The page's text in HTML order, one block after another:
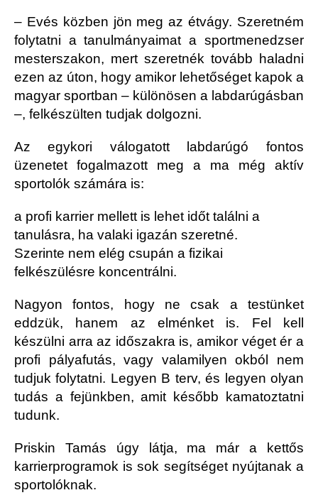
– Evés közben jön meg az étvágy. Szeretném
folytatni a tanulmányaimat a sportmenedzser
mesterszakon, mert szeretnék tovább haladni
ezen az úton, hogy amikor lehetőséget kapok a
magyar sportban – különösen a labdarúgásban
–, felkészülten tudjak dolgozni.
Az egykori válogatott labdarúgó fontos
üzenetet fogalmazott meg a ma még aktív
sportolók számára is:
a profi karrier mellett is lehet időt találni a
tanulásra, ha valaki igazán szeretné.
Szerinte nem elég csupán a fizikai
felkészülésre koncentrálni.
Nagyon fontos, hogy ne csak a testünket
eddzük, hanem az elménket is. Fel kell
készülni arra az időszakra is, amikor véget ér a
profi pályafutás, vagy valamilyen okból nem
tudjuk folytatni. Legyen B terv, és legyen olyan
tudás a fejünkben, amit később kamatoztatni
tudunk.
Priskin Tamás úgy látja, ma már a kettős
karrierprogramok is sok segítséget nyújtanak a
sportolóknak.